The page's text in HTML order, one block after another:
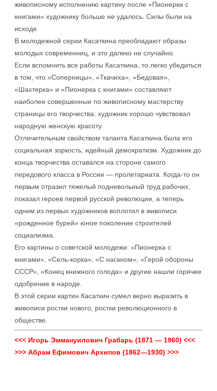
живописному исполнению картину после «Пионерки с
книгами» художнику больше не удалось. Силы были на
исходе.
В молодежной серии Касаткина преобладают образы
молодых современниц, и это далеко не случайно.
Если вспомнить все работы Касаткина, то легко убедиться
в том, что «Соперницы», «Ткачиха», «Бедовая»,
«Шахтерка» и «Пионерка с книгами» составляют
наиболее совершенные по живописному мастерству
страницы его творчества: художник хорошо чувствовал
народную женскую красоту.
Отличительным свойством таланта Касаткина была его
социальная зоркость, идейный демократизм. Художник до
конца творчества оставался на стороне самого
передового класса в России — пролетариата. Когда-то он
первым отразил тяжелый подневольный труд рабочих,
показал героев первой русской революции, а теперь
одним из первых художников воплотил в живописи
«рожденное бурей» юное поколение строителей
социализма.
Его картины о советской молодежи: «Пионерка с
книгами», «Сель-корка», «С наганом», «Герой обороны
СССР», «Конец книжного голода» и другие нашли горячее
одобрение в народе.
В этой серии картин Касаткин сумел верно выразить в
живописи ростки нового, ростки революционного в
обществе.
<<< Игорь Эммануилович Грабарь (1871 — 1960) <<<
>>> Абрам Ефимович Архипов (1862—1930) >>>